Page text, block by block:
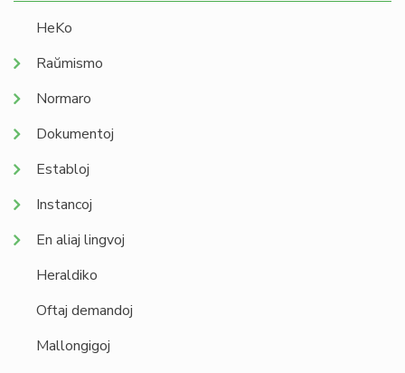
HeKo
Raŭmismo
Normaro
Dokumentoj
Establoj
Instancoj
En aliaj lingvoj
Heraldiko
Oftaj demandoj
Mallongigoj